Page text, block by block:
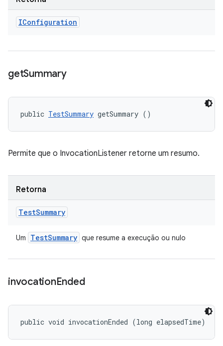
IConfiguration
getSummary
public TestSummary getSummary ()
Permite que o InvocationListener retorne um resumo.
Retorna
TestSummary
Um TestSummary que resume a execução ou nulo
invocationEnded
public void invocationEnded (long elapsedTime)